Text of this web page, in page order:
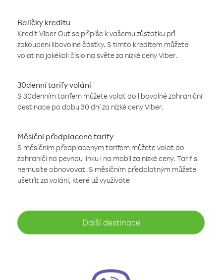
Balíčky kreditu
Kredit Viber Out se připíše k vašemu zůstatku při
zakoupení libovolné částky. S tímto kreditem můžete
volat na jakékoli číslo na světe za nízké ceny Viber.
30denní tarify volání
S 30denním tarifem můžete volat do libovolné zahraniční
destinace po dobu 30 dní za nízké ceny Viber.
Měsíční předplacené tarify
S měsíčním předplaceným tarifem můžete volat do
zahraničí na pevnou linku i na mobil za nízké ceny. Tarif si
nemusíte obnovovat. S měsíčním předplatným můžete
ušetřit za volání, které už využíváte
Další destinace